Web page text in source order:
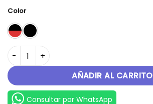
Color
GALLOPER 150 cantidad
AÑADIR AL CARRITO
Consultar por WhatsApp